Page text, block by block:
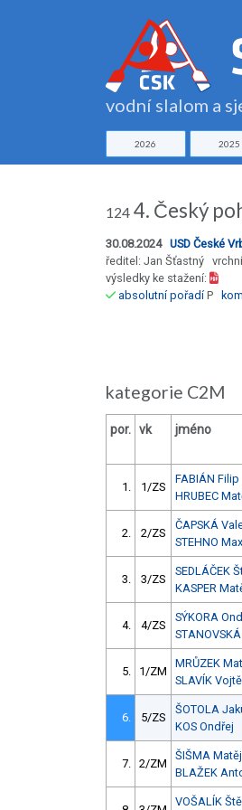
vodní slalom a
2026 2025
124 4. Český
30.08.2024 USD České
ředitel: Jan Šťastný
výsledky ke stažení:
absolutní pořadíP
kategorie C2M
por. vk jméno
1. 1/ZS
FABIÁN Filip
HRUBEC
2. 2/ZS
ČAPSKÁ
STEHNO
3. 3/ZS
SEDLÁČEK
KASPER
4. 4/ZS
SÝKORA
5. 1/ZM
MRŮZEK
SLAVÍK
6. 5/ZS
ŠOTOLA
KOS Ondřej
7. 2/ZM
ŠIŠMA Matěj
BLAŽEK
VOŠALÍK